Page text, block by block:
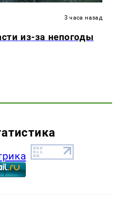
3 часа назад
из-за непогоды